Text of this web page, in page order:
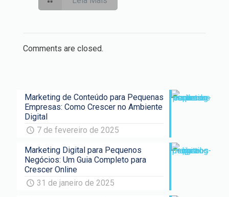
Comments are closed.
Marketing de Conteúdo para Pequenas
Empresas: Como Crescer no Ambiente
Digital
7 de fevereiro de 2025
Marketing Digital para Pequenos
Negócios: Um Guia Completo para
Crescer Online
31 de janeiro de 2025